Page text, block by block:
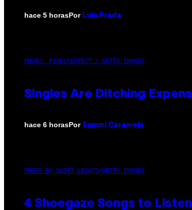
hace 5 horasPor Luis Prada
PHOTO: PIXELSEFFECT / GETTY IMAGES
Singles Are Ditching
hace 6 horasPor Sammi Caramela
PHOTO BY SCOTT LEGATO/GETTY IMAGES
4 Shoegaze Songs to